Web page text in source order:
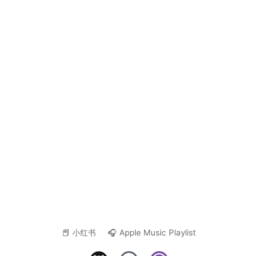
📕 小红书 🎧 Apple Music Playlist